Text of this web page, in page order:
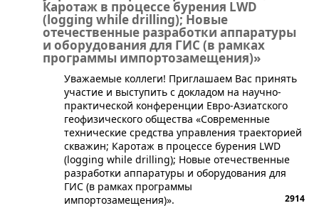
Каротаж в процессе бурения LWD
(logging while drilling); Новые
отечественные разработки аппаратуры
и оборудования для ГИС (в рамках
программы импортозамещения)»
​Уважаемые коллеги! Приглашаем Вас принять
участие и выступить с докладом на научно-
практической конференции Евро-Азиатского
геофизического общества «Современные
технические средства управления траекторией
скважин; Каротаж в процессе бурения LWD
(logging while drilling); Новые отечественные
разработки аппаратуры и оборудования для
ГИС (в рамках программы
импортозамещения)».
2914